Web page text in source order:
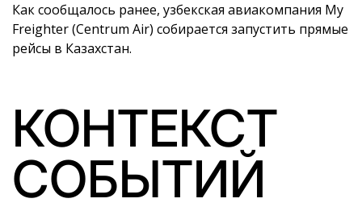
Как сообщалось ранее, узбекская авиакомпания My
Freighter (Centrum Air) собирается запустить прямые
рейсы в Казахстан.
КОНТЕКСТ
СОБЫТИЙ